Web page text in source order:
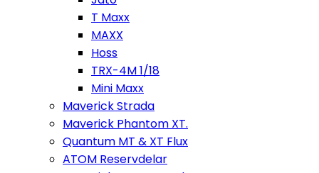
T Maxx
MAXX
Hoss
TRX-4M 1/18
Mini Maxx
Maverick Strada
Maverick Phantom XT.
Quantum MT & XT Flux
ATOM Reservdelar